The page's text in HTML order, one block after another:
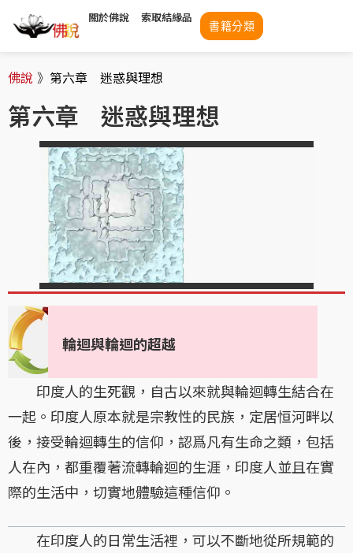
關於佛說 索取結緣品
書籍分類
佛說 》 第六章 迷惑與理想
第六章 迷惑與理想
輪迴與輪迴的超越
印度人的生死觀，自古以來就與輪迴轉生結合在
一起。印度人原本就是宗教性的民族，定居恒河畔以
後，接受輪迴轉生的信仰，認爲凡有生命之類，包括
人在內，都重覆著流轉輪迴的生涯，印度人並且在實
際的生活中，切實地體驗這種信仰。
在印度人的日常生活裡，可以不斷地從所規範的